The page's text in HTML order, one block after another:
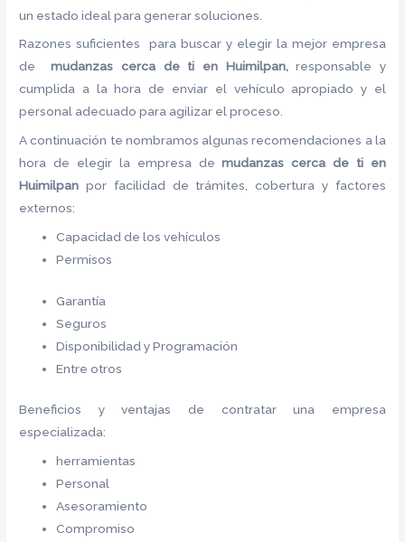
un estado ideal para generar soluciones.
Razones suficientes para buscar y elegir la mejor empresa
demudanzas cerca de ti en Huimilpan,responsable y
cumplida a la hora de enviar el vehículo apropiado y el
personal adecuado para agilizar el proceso.
A continuación te nombramos algunas recomendaciones a la
hora de elegir la empresa demudanzas cerca de ti en
Huimilpan por facilidad de trámites, cobertura y factores
externos:
Capacidad de los vehículos
Permisos
Garantía
Seguros
Disponibilidad y Programación
Entre otros
Beneficios y ventajas de contratar una empresa
especializada:
herramientas
Personal
Asesoramiento
Compromiso